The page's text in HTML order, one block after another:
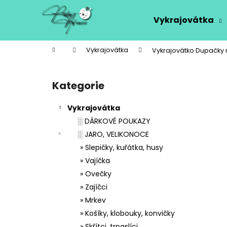
Vykrajovátka
Domů Vykrajovátka Vykrajovátko Dupačky
Přeskočit
kategorie
Kategorie
Vykrajovátka
░ DÁRKOVÉ POUKAZY
░ JARO, VELIKONOCE
» Slepičky, kuřátka, husy
» Vajíčka
» Ovečky
» Zajíčci
» Mrkev
» Košíky, klobouky, konvičky
í
Zpět
do
Zpět
do